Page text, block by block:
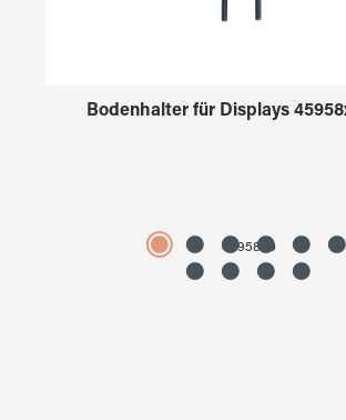
Bodenhalter für Displays
4595890